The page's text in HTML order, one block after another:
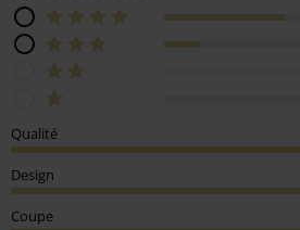
Qualité
Design
Coupe